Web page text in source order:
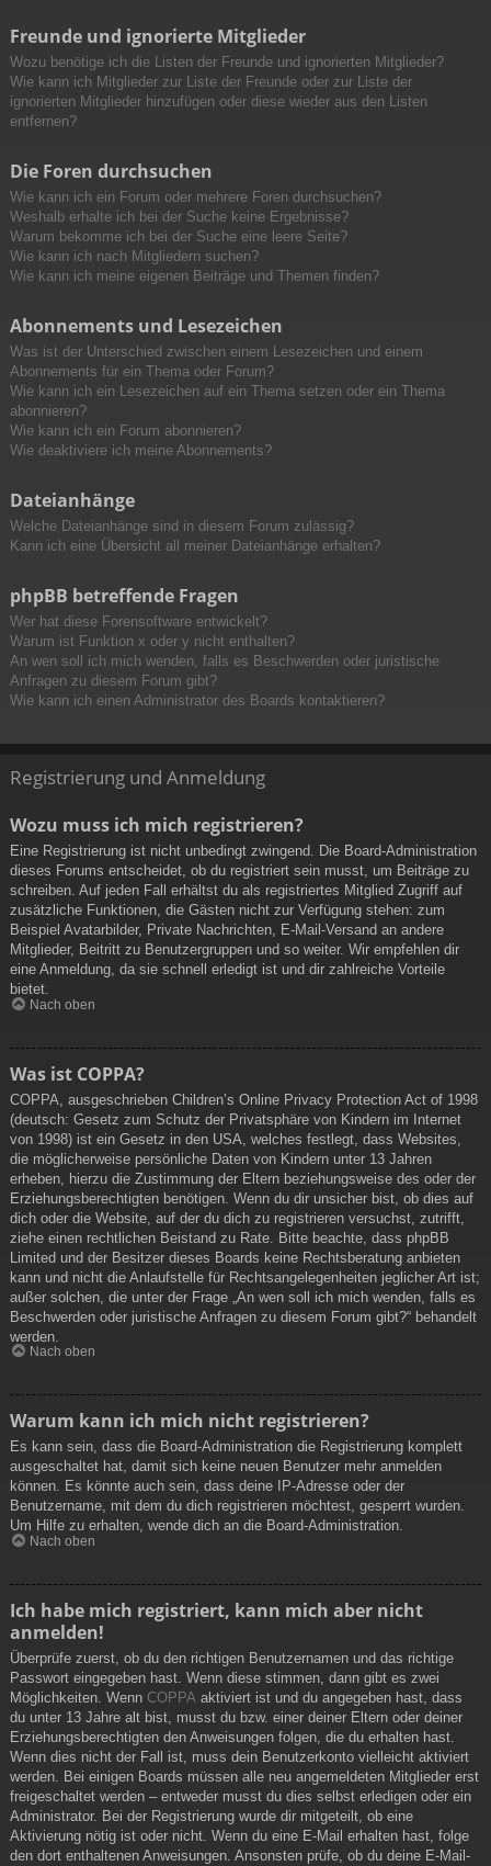
Freunde und ignorierte Mitglieder
Wozu benötige ich die Listen der Freunde und ignorierten Mitglieder?
Wie kann ich Mitglieder zur Liste der Freunde oder zur Liste der
ignorierten Mitglieder hinzufügen oder diese wieder aus den Listen
entfernen?
Die Foren durchsuchen
Wie kann ich ein Forum oder mehrere Foren durchsuchen?
Weshalb erhalte ich bei der Suche keine Ergebnisse?
Warum bekomme ich bei der Suche eine leere Seite?
Wie kann ich nach Mitgliedern suchen?
Wie kann ich meine eigenen Beiträge und Themen finden?
Abonnements und Lesezeichen
Was ist der Unterschied zwischen einem Lesezeichen und einem
Abonnements für ein Thema oder Forum?
Wie kann ich ein Lesezeichen auf ein Thema setzen oder ein Thema
abonnieren?
Wie kann ich ein Forum abonnieren?
Wie deaktiviere ich meine Abonnements?
Dateianhänge
Welche Dateianhänge sind in diesem Forum zulässig?
Kann ich eine Übersicht all meiner Dateianhänge erhalten?
phpBB betreffende Fragen
Wer hat diese Forensoftware entwickelt?
Warum ist Funktion x oder y nicht enthalten?
An wen soll ich mich wenden, falls es Beschwerden oder juristische
Anfragen zu diesem Forum gibt?
Wie kann ich einen Administrator des Boards kontaktieren?
Registrierung und Anmeldung
Wozu muss ich mich registrieren?
Eine Registrierung ist nicht unbedingt zwingend. Die Board-Administration
dieses Forums entscheidet, ob du registriert sein musst, um Beiträge zu
schreiben. Auf jeden Fall erhältst du als registriertes Mitglied Zugriff auf
zusätzliche Funktionen, die Gästen nicht zur Verfügung stehen: zum
Beispiel Avatarbilder, Private Nachrichten, E-Mail-Versand an andere
Mitglieder, Beitritt zu Benutzergruppen und so weiter. Wir empfehlen dir
eine Anmeldung, da sie schnell erledigt ist und dir zahlreiche Vorteile
bietet.
Nach oben
Was ist COPPA?
COPPA, ausgeschrieben Children’s Online Privacy Protection Act of 1998
(deutsch: Gesetz zum Schutz der Privatsphäre von Kindern im Internet
von 1998) ist ein Gesetz in den USA, welches festlegt, dass Websites,
die möglicherweise persönliche Daten von Kindern unter 13 Jahren
erheben, hierzu die Zustimmung der Eltern beziehungsweise des oder der
Erziehungsberechtigten benötigen. Wenn du dir unsicher bist, ob dies auf
dich oder die Website, auf der du dich zu registrieren versuchst, zutrifft,
ziehe einen rechtlichen Beistand zu Rate. Bitte beachte, dass phpBB
Limited und der Besitzer dieses Boards keine Rechtsberatung anbieten
kann und nicht die Anlaufstelle für Rechtsangelegenheiten jeglicher Art ist;
außer solchen, die unter der Frage „An wen soll ich mich wenden, falls es
Beschwerden oder juristische Anfragen zu diesem Forum gibt?“ behandelt
werden.
Nach oben
Warum kann ich mich nicht registrieren?
Es kann sein, dass die Board-Administration die Registrierung komplett
ausgeschaltet hat, damit sich keine neuen Benutzer mehr anmelden
können. Es könnte auch sein, dass deine IP-Adresse oder der
Benutzername, mit dem du dich registrieren möchtest, gesperrt wurden.
Um Hilfe zu erhalten, wende dich an die Board-Administration.
Nach oben
Ich habe mich registriert, kann mich aber nicht
anmelden!
Überprüfe zuerst, ob du den richtigen Benutzernamen und das richtige
Passwort eingegeben hast. Wenn diese stimmen, dann gibt es zwei
Möglichkeiten. Wenn COPPA aktiviert ist und du angegeben hast, dass
du unter 13 Jahre alt bist, musst du bzw. einer deiner Eltern oder deiner
Erziehungsberechtigten den Anweisungen folgen, die du erhalten hast.
Wenn dies nicht der Fall ist, muss dein Benutzerkonto vielleicht aktiviert
werden. Bei einigen Boards müssen alle neu angemeldeten Mitglieder erst
freigeschaltet werden – entweder musst du dies selbst erledigen oder ein
Administrator. Bei der Registrierung wurde dir mitgeteilt, ob eine
Aktivierung nötig ist oder nicht. Wenn du eine E-Mail erhalten hast, folge
den dort enthaltenen Anweisungen. Ansonsten prüfe, ob du deine E-Mail-